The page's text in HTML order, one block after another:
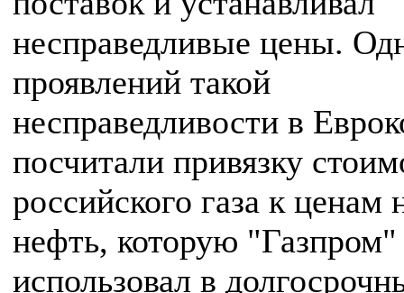
несправедливые цены.
проявлений такой
несправедливости в
посчитали привязку
российского газа к ценам
нефть, которую "Газпром"
использовал в